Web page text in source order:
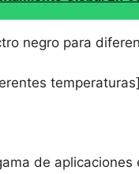
negro para
de